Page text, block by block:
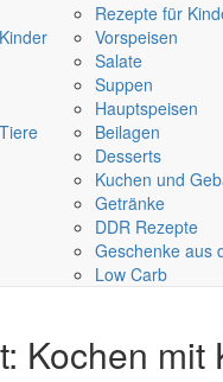
Rezepte für
Vorspeisen
Salate
Suppen
Hauptspeisen
Beilagen
Desserts
Kuchen und
Getränke
DDR Rezepte
Geschenke aus
Low Carb
Kochen mit